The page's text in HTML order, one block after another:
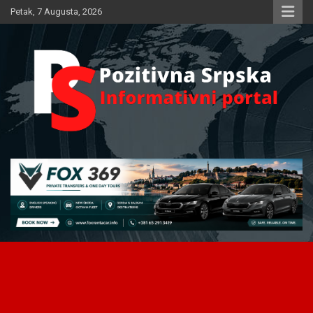
Skip
to
Petak, 7 Augusta, 2026
Pozitivna Srpska